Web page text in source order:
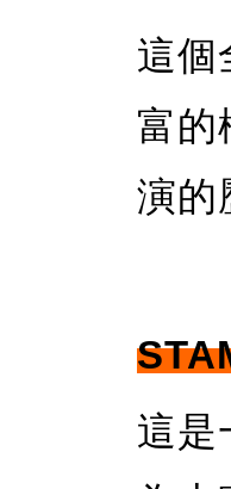
這個
富的
演的
這是